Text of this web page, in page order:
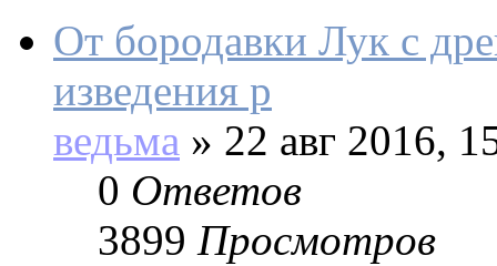
От бородавки Лук с
изведения р
ведьма » 22 авг 2016,
0 Ответов
3899 Просмотров